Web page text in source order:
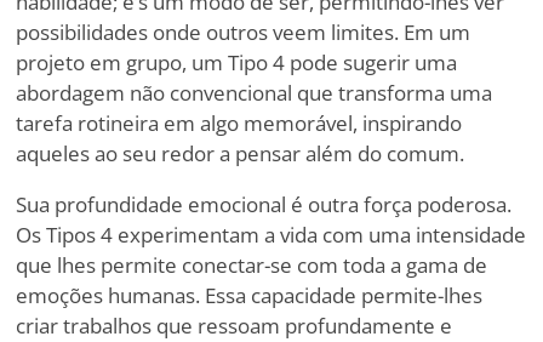
possibilidades onde outros veem limites. Em um
projeto em grupo, um Tipo 4 pode sugerir uma
abordagem não convencional que transforma uma
tarefa rotineira em algo memorável, inspirando
aqueles ao seu redor a pensar além do comum.
Sua profundidade emocional é outra força poderosa.
Os Tipos 4 experimentam a vida com uma intensidade
que lhes permite conectar-se com toda a gama de
emoções humanas. Essa capacidade permite-lhes
criar trabalhos que ressoam profundamente e